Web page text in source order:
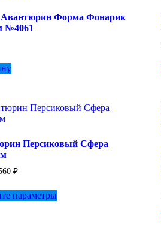
Форма Фонарик
№4061
Персиковый Сфера
₽Диапазон
350 ₽
–
параметры